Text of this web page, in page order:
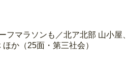
マラソンも／北ア北部 山小屋、
か（25面・第三社会）